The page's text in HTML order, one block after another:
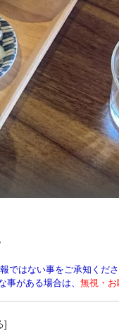
ではない事をご承知くださ
がある場合は、 無視・